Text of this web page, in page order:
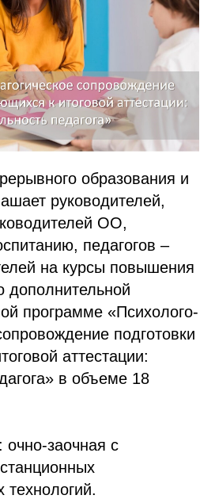
образования и
руководителей,
ОО,
педагогов –
на курсы повышения
дополнительной
программе «Психолого-
подготовки
аттестации:
в объеме 18
заочная с
технологий.